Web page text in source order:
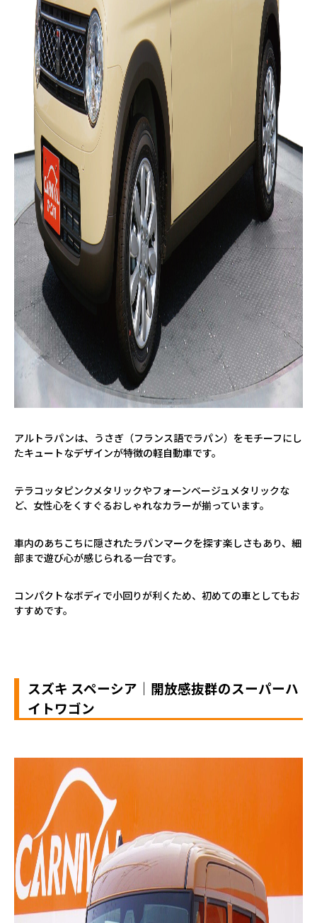
アルトラパンは、うさぎ（フランス語でラパン）をモチーフにし
たキュートなデザインが特徴の軽自動車です。
テラコッタピンクメタリックやフォーンベージュメタリックな
ど、女性心をくすぐるおしゃれなカラーが揃っています。
車内のあちこちに隠されたラパンマークを探す楽しさもあり、細
部まで遊び心が感じられる一台です。
コンパクトなボディで小回りが利くため、初めての車としてもお
すすめです。
スズキ スペーシア｜開放感抜群のスーパーハ
イトワゴン